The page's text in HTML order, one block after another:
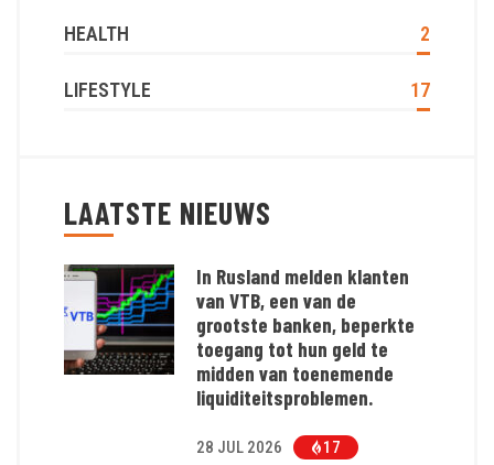
HEALTH 2
LIFESTYLE 17
LAATSTE NIEUWS
In Rusland melden klanten
van VTB, een van de
grootste banken, beperkte
toegang tot hun geld te
midden van toenemende
liquiditeitsproblemen.
28 JUL 2026 17